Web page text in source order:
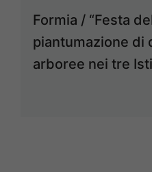
Formia / “Festa
piantumazione di
arboree nei tre